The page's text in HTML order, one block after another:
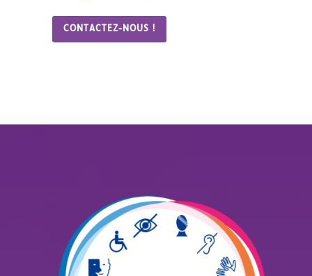
CONTACTEZ-NOUS !